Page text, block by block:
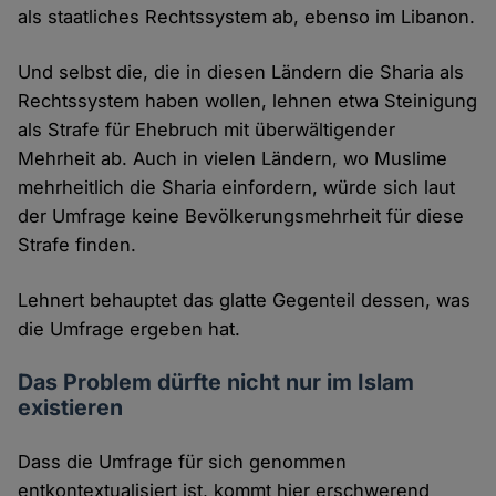
als staatliches Rechtssystem ab, ebenso im Libanon.
Und selbst die, die in diesen Ländern die Sharia als
Rechtssystem haben wollen, lehnen etwa Steinigung
als Strafe für Ehebruch mit überwältigender
Mehrheit ab. Auch in vielen Ländern, wo Muslime
mehrheitlich die Sharia einfordern, würde sich laut
der Umfrage keine Bevölkerungsmehrheit für diese
Strafe finden.
Lehnert behauptet das glatte Gegenteil dessen, was
die Umfrage ergeben hat.
Das Problem dürfte nicht nur im Islam
existieren
Dass die Umfrage für sich genommen
entkontextualisiert ist, kommt hier erschwerend